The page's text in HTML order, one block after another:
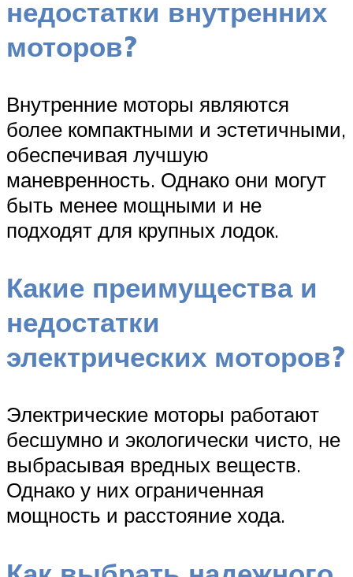
недостатки внутренних
моторов?
Внутренние моторы являются
более компактными и эстетичными,
обеспечивая лучшую
маневренность. Однако они могут
быть менее мощными и не
подходят для крупных лодок.
Какие преимущества и
недостатки
электрических моторов?
Электрические моторы работают
бесшумно и экологически чисто, не
выбрасывая вредных веществ.
Однако у них ограниченная
мощность и расстояние хода.